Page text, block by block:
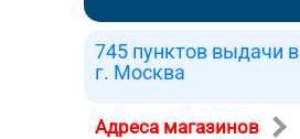
745 пунктов выдачи в
г. Москва
Адреса магазинов